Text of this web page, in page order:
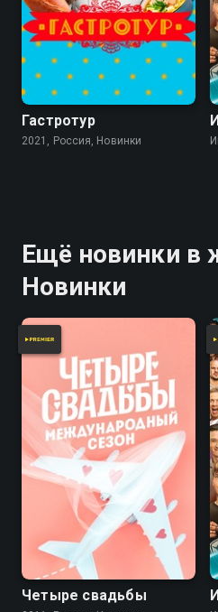
Гастротур
2021, Россия, Новинки
Ещё новинки в
Новинки
Четыре свадьбы